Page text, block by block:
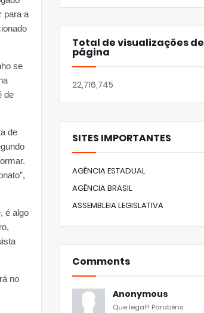
para a
se
de
de
é algo
no
Total de visualizações de
página
22,716,745
SITES IMPORTANTES
AGÊNCIA ESTADUAL
AGÊNCIA BRASIL
ASSEMBLEIA LEGISLATIVA
Comments
Anonymous
Que legal!! Parabéns